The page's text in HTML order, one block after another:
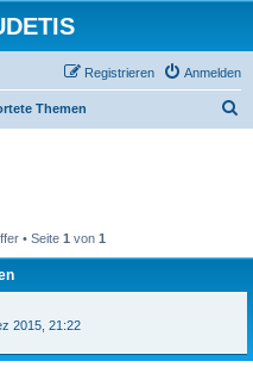
Anmelden
Registrieren
Themen
• Seite 1 von 1
2015, 21:22